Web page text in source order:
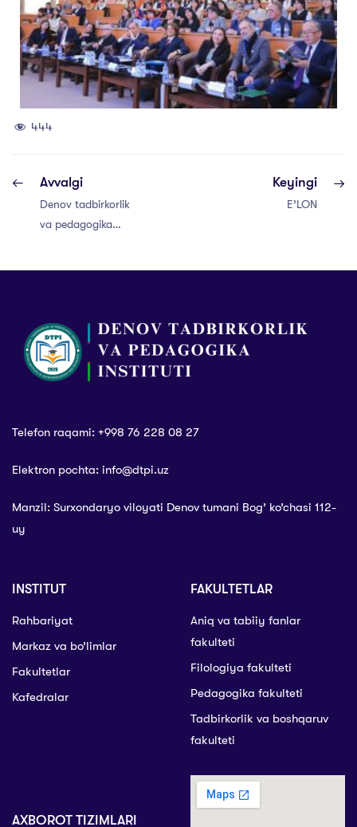
444
Avvalgi
Denov tadbirkorlik
va pedagogika
Navoiy
tavalludining 585
yilligi keng
nishonlandi
Keyingi
E’LON
Telefon raqami: +998 76 228 08 27
Elektron pochta: info@dtpi.uz
Manzil: Surxondaryo viloyati Denov tumani Bog’ ko’chasi 112-
uy
INSTITUT
Rahbariyat
Markaz va bo’limlar
Fakultetlar
Kafedralar
FAKULTETLAR
Aniq va tabiiy fanlar
fakulteti
Filologiya fakulteti
Pedagogika fakulteti
Tadbirkorlik va boshqaruv
fakulteti
AXBOROT TIZIMLARI